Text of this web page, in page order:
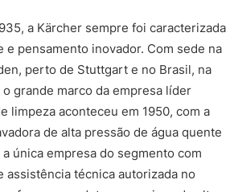
a Kärcher sempre foi caracterizada
e pensamento inovador. Com sede na
perto de Stuttgart e no Brasil, na
grande marco da empresa líder
limpeza aconteceu em 1950, com a
de alta pressão de água quente
única empresa do segmento com
assistência técnica autorizada no